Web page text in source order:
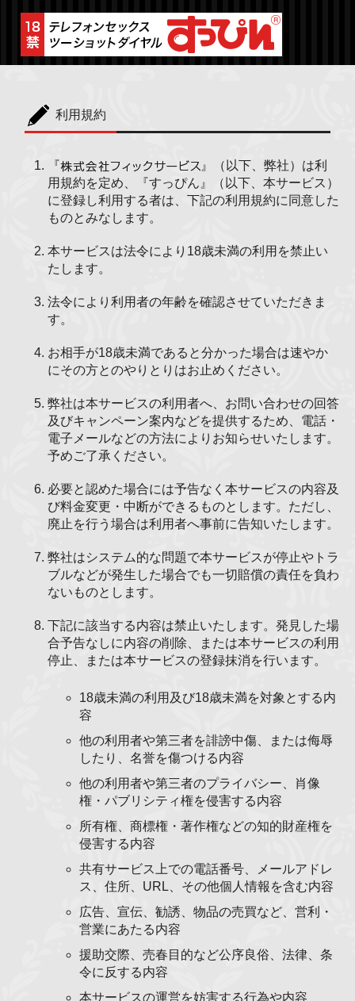
利用規約
『
』（以下、弊社）は利
用規約を定め、『すっぴん』（以下、本サービス）
に登録し利用する者は、下記の利用規約に同意した
ものとみなします。
本サービスは法令により18歳未満の利用を禁止い
たします。
法令により利用者の年齢を確認させていただきま
す。
お相手が18歳未満であると分かった場合は速やか
にその方とのやりとりはお止めください。
弊社は本サービスの利用者へ、お問い合わせの回答
及びキャンペーン案内などを提供するため、電話・
電子メールなどの方法によりお知らせいたします。
予めご了承ください。
必要と認めた場合には予告なく本サービスの内容及
び料金変更・中断ができるものとします。ただし、
廃止を行う場合は利用者へ事前に告知いたします。
弊社はシステム的な問題で本サービスが停止やトラ
ブルなどが発生した場合でも一切賠償の責任を負わ
ないものとします。
下記に該当する内容は禁止いたします。発見した場
合予告なしに内容の削除、または本サービスの利用
停止、または本サービスの登録抹消を行います。
18歳未満の利用及び18歳未満を対象とする内
容
他の利用者や第三者を誹謗中傷、または侮辱
したり、名誉を傷つける内容
他の利用者や第三者のプライバシー、肖像
権・パブリシティ権を侵害する内容
所有権、商標権・著作権などの知的財産権を
侵害する内容
共有サービス上での電話番号、メールアドレ
ス、住所、URL、その他個人情報を含む内容
広告、宣伝、勧誘、物品の売買など、営利・
営業にあたる内容
援助交際、売春目的など公序良俗、法律、条
令に反する内容
本サービスの運営を妨害する行為や内容